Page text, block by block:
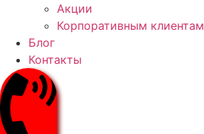
Акции
Корпоративным клиентам
Блог
Контакты